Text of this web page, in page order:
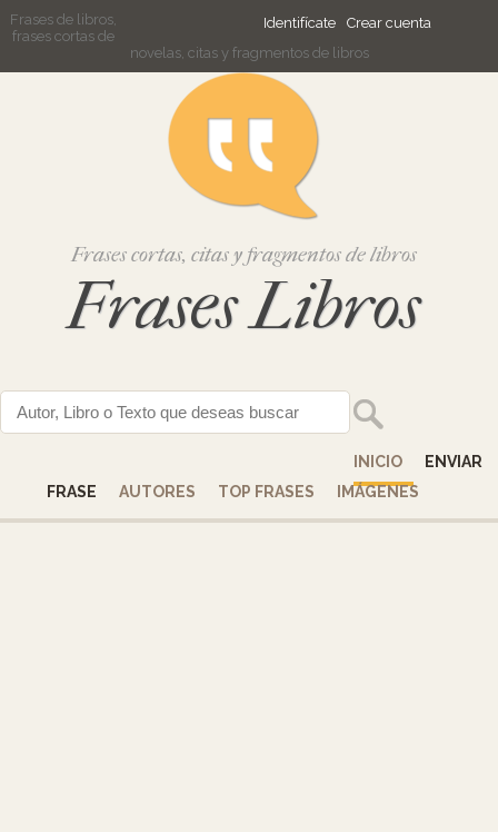
Identifícate Crear cuenta
Frases de libros,
frases cortas de
novelas, citas y fragmentos de libros
Frases cortas, citas y fragmentos de libros
Frases Libros
INICIO
ENVIAR
FRASE
AUTORES TOP FRASES IMÁGENES